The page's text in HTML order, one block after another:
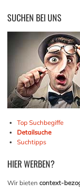
SUCHEN BEI UNS
Top Suchbegiffe
Detailsuche
Suchtipps
HIERWERBEN?
Wir bieten context-